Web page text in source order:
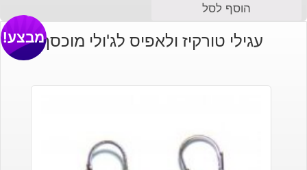
הוסף לסל
עגילי טורקיז ולאפיס לג'ולי מוכסףמבצע!